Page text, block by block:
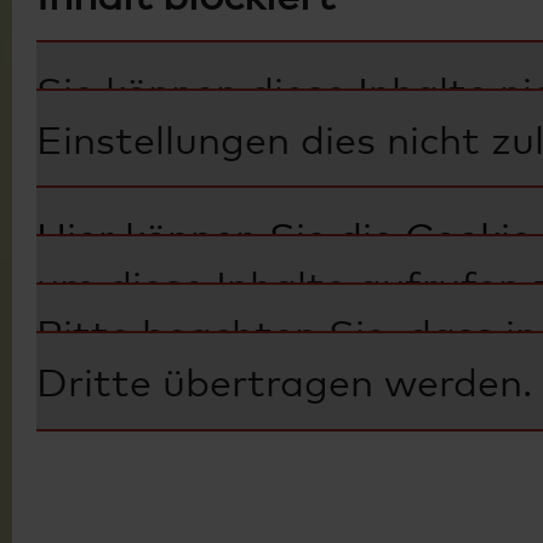
Sie können diese Inhalte
Einstellungen dies nicht
Hier können Sie die
um diese Inhalte aufrufen
Bitte beachten Sie, dass
Dritte übertragen werden.